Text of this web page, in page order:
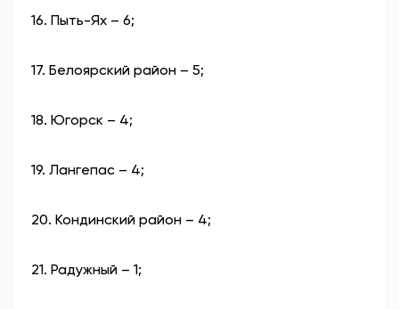
16. Пыть-Ях – 6;
17. Белоярский район – 5;
18. Югорск – 4;
19. Лангепас – 4;
20. Кондинский район – 4;
21. Радужный – 1;